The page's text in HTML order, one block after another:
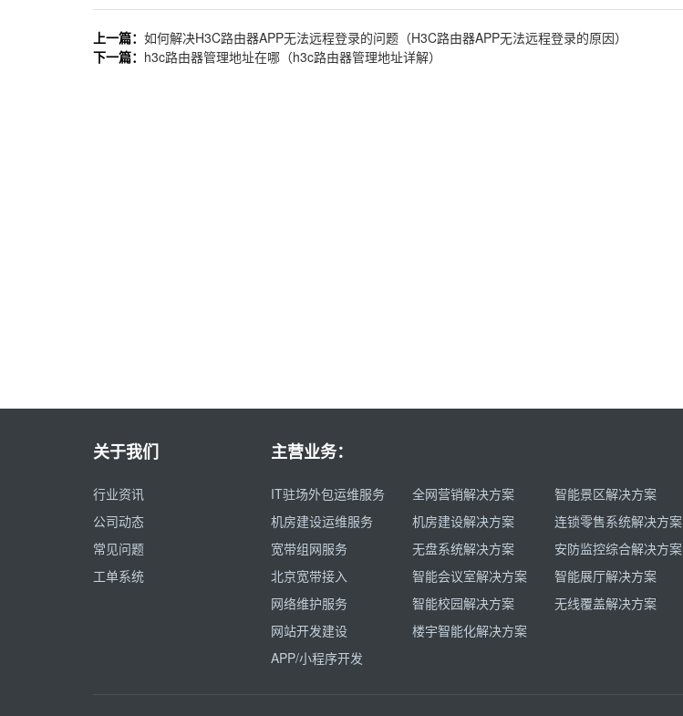
上一篇： 如何解决H3C路由器APP无法远程登录的问题（H3C路由器APP无法远程登录的原因）
下一篇： h3c路由器管理地址在哪（h3c路由器管理地址详解）
关于我们
行业资讯
公司动态
常见问题
工单系统
主营业务：
IT驻场外包运维服务
机房建设运维服务
宽带组网服务
北京宽带接入
网络维护服务
网站开发建设
APP/小程序开发
全网营销解决方案
机房建设解决方案
无盘系统解决方案
智能会议室解决方案
智能校园解决方案
楼宇智能化解决方案
智能景区解决方案
连锁零售系统解决方案
安防监控综合解决方案
智能展厅解决方案
无线覆盖解决方案